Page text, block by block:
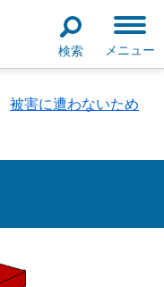
検索 メニュー
被害に遭わないため